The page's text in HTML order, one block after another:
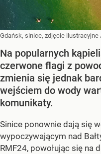
Gdańsk, sinice, zdjęcie ilustracyjne
Na popularnych
czerwone flagi z
zmienia się jednak
wejściem do wody
komunikaty.
Sinice ponownie dają się
wypoczywającym nad
RMF24, powołując się na